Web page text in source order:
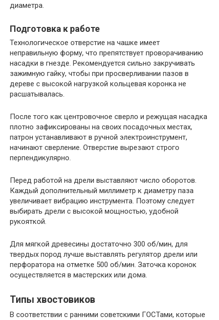
диаметра.
Подготовка к работе
Технологическое отверстие на чашке имеет
неправильную форму, что препятствует проворачиванию
насадки в гнезде. Рекомендуется сильно закручивать
зажимную гайку, чтобы при просверливании пазов в
дереве с высокой нагрузкой кольцевая коронка не
расшатывалась.
После того как центровочное сверло и режущая насадка
плотно зафиксированы на своих посадочных местах,
патрон устанавливают в ручной электроинструмент,
начинают сверление. Отверстие вырезают строго
перпендикулярно.
Перед работой на дрели выставляют число оборотов.
Каждый дополнительный миллиметр к диаметру паза
увеличивает вибрацию инструмента. Поэтому следует
выбирать дрели с высокой мощностью, удобной
рукояткой.
Для мягкой древесины достаточно 300 об/мин, для
твердых пород лучше выставлять регулятор дрели или
перфоратора на отметке 500 об/мин. Заточка коронок
осуществляется в мастерских или дома.
Типы хвостовиков
В соответствии с ранними советскими ГОСТами, которые